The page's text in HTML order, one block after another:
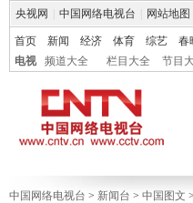
央视网 中国网络电视台 网站地图
首页 新闻 经济 体育 综艺 春
电视
频道大全 栏目大全 节目
中国网络电视台 > 新闻台 > 中国图文 >